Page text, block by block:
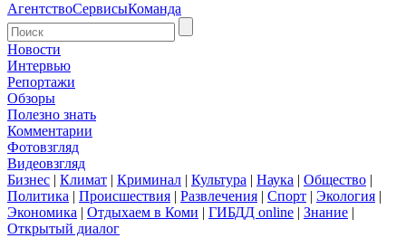
АгентствоСервисыКоманда
Новости
Интервью
Репортажи
Обзоры
Полезно знать
Комментарии
Фотовзгляд
Видеовзгляд
Бизнес | Климат | Криминал | Культура | Наука | Общество |
Политика | Происшествия | Развлечения | Спорт | Экология |
Экономика | Отдыхаем в Коми | ГИБДД online | Знание |
Открытый диалог